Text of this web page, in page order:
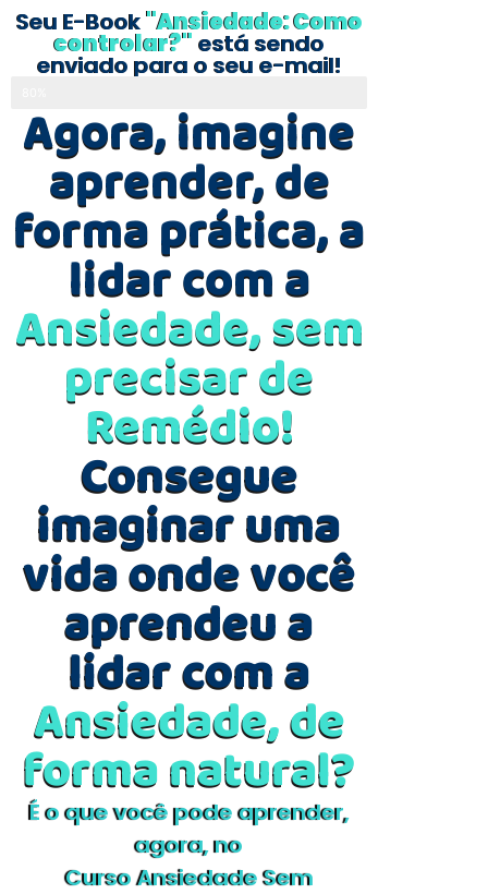
Seu E-Book"Ansiedade: Como
controlar?" está sendo
enviado para o seu e-mail!
Agora, imagine
aprender, de
forma prática, a
lidar com a
Ansiedade, sem
precisar de
Remédio!
Consegue
imaginar uma
vida onde você
aprendeu a
lidar com a
Ansiedade, de
forma natural?
É o que você pode aprender,
agora, no
Curso Ansiedade Sem